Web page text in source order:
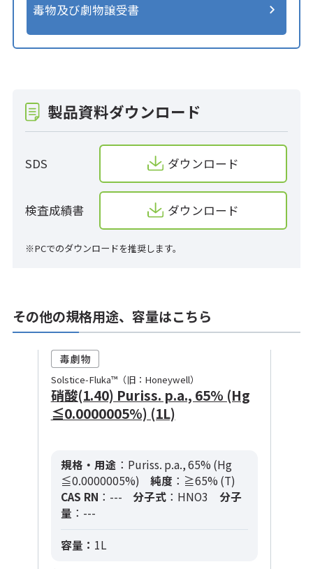
毒物及び劇物譲受書
製品資料ダウンロード
SDS ダウンロード
検査成績書 ダウンロード
※PCでのダウンロードを推奨します。
その他の規格用途、容量はこちら
Solstice-Fluka™（旧：Honeywell）
硝酸(1.40) Puriss. p.a., 65% (Hg
≦0.0000005%) (1L)
規格・用途 ：Puriss. p.a., 65% (Hg
≦0.0000005%)
純度 ：≧65% (T)
CAS RN ：--- 分子式 ：HNO3
分子
量 ：---
容量： 1L